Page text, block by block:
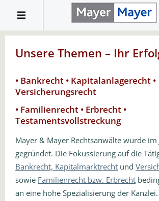
Unsere Themen – Ihr
• Bankrecht • Kapitalanlagerecht •
Versicherungsrecht
• Familienrecht • Erbrecht •
Testamentsvollstreckung
Mayer & Mayer Rechtsanwälte wurde im
gegründet. Die Fokussierung auf die
Bankrecht, Kapitalmarktrecht und
sowie Familienrecht bzw. Erbrecht
an eine hohe Spezialisierung der Kanzlei.